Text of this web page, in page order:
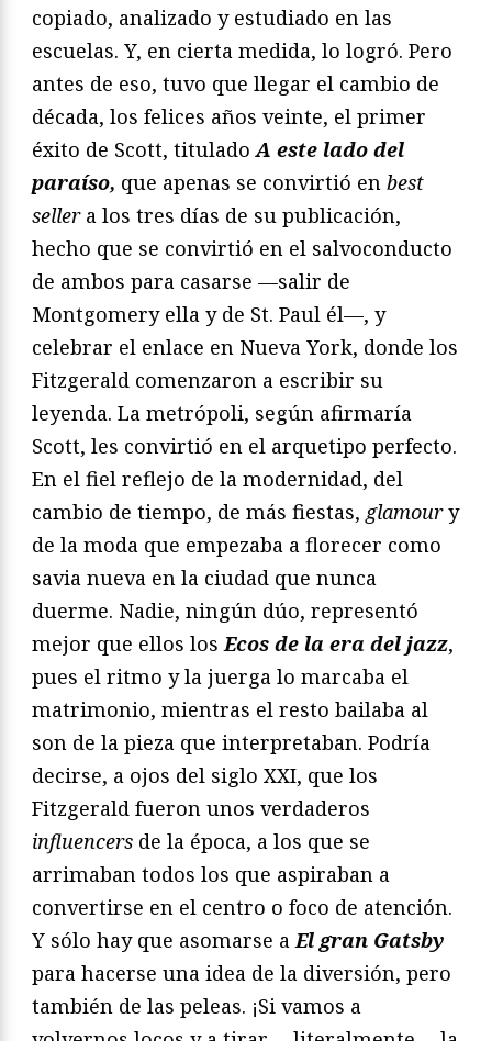
copiado, analizado y estudiado en las
escuelas. Y, en cierta medida, lo logró. Pero
antes de eso, tuvo que llegar el cambio de
década, los felices años veinte, el primer
éxito de Scott, tituladoA este lado del
paraíso, que apenas se convirtió en best
sellera los tres días de su publicación,
hecho que se convirtió en el salvoconducto
de ambos para casarse —salir de
Montgomery ella y de St. Paul él—, y
celebrar el enlace en Nueva York, donde los
Fitzgerald comenzaron a escribir su
leyenda. La metrópoli, según afirmaría
Scott, les convirtió en el arquetipo perfecto.
En el fiel reflejo de la modernidad, del
cambio de tiempo, de más fiestas, glamoury
de la moda que empezaba a florecer como
savia nueva en la ciudad que nunca
duerme. Nadie, ningún dúo, representó
mejor que ellos losEcos de la era del jazz,
pues el ritmo y la juerga lo marcaba el
matrimonio, mientras el resto bailaba al
son de la pieza que interpretaban. Podría
decirse, a ojos del siglo XXI, que los
Fitzgerald fueron unos verdaderos
influencers de la época, a los que se
arrimaban todos los que aspiraban a
convertirse en el centro o foco de atención.
Y sólo hay que asomarse aEl gran Gatsby
para hacerse una idea de la diversión, pero
también de las peleas. ¡Si vamos a